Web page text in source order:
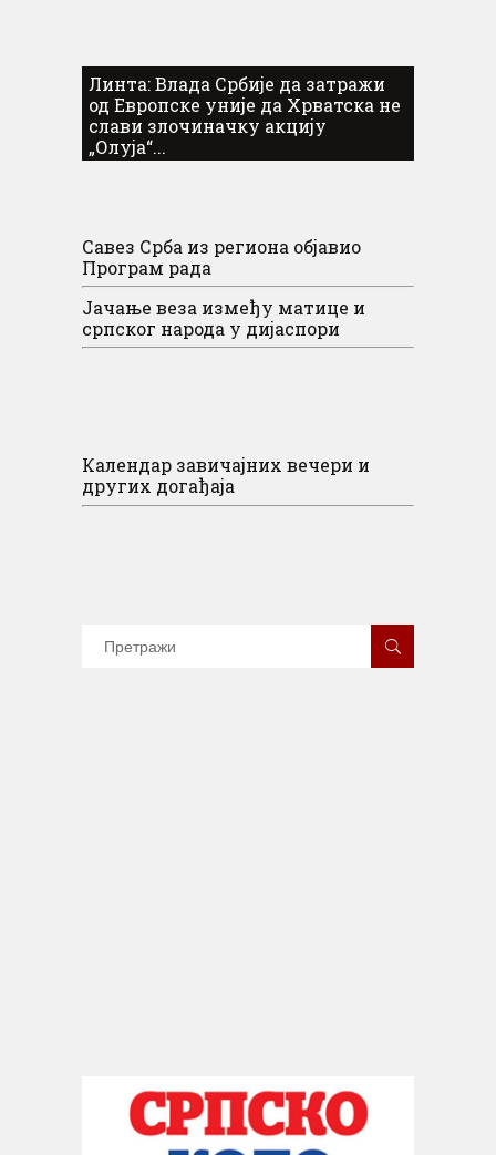
Линта: Влада Србије да затражи
од Европске уније да Хрватска не
слави злочиначку акцију
„Олуја“...
Савез Срба из региона објавио
Програм рада
Јачање веза између матице и
српског народа у дијаспори
Календар завичајних вечери и
других догађаја